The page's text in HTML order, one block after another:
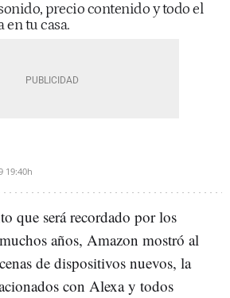
precio contenido y todo el
en tu casa.
19:40h
que será recordado por los
años, Amazon mostró al
de dispositivos nuevos, la
con Alexa y todos